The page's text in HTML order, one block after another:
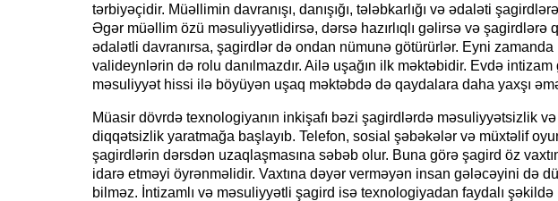
tərbiyəçidir. Müəllimin davranışı, danışığı, tələbkarlığı və ədaləti
Əgər müəllim özü məsuliyyətlidirsə, dərsə hazırlıqlı gəlirsə və şagirdlərə
ədalətli davranırsa, şagirdlər də ondan nümunə götürürlər. Eyni zamanda
valideynlərin də rolu danılmazdır. Ailə uşağın ilk məktəbidir. Evdə intizam
məsuliyyət hissi ilə böyüyən uşaq məktəbdə də qaydalara daha yaxşı
Müasir dövrdə texnologiyanın inkişafı bəzi şagirdlərdə məsuliyyətsizlik və
diqqətsizlik yaratmağa başlayıb. Telefon, sosial şəbəkələr və müxtəlif
şagirdlərin dərsdən uzaqlaşmasına səbəb olur. Buna görə şagird öz
idarə etməyi öyrənməlidir. Vaxtına dəyər verməyən insan gələcəyini də
bilməz. İntizamlı və məsuliyyətli şagird isə texnologiyadan faydalı şəkildə